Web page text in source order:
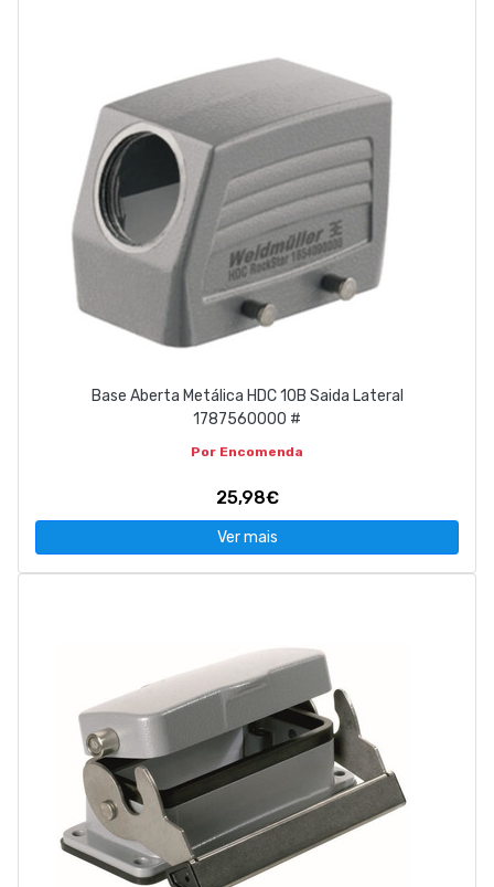
Base Aberta Metálica HDC 10B Saida Lateral
1787560000 #
Por Encomenda
25,98€
Ver mais